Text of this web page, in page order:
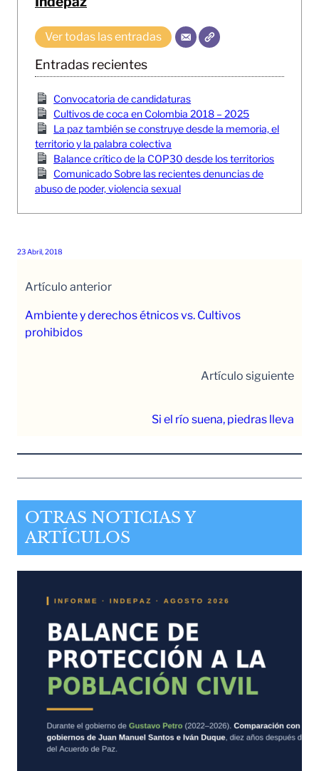
Ver todas las entradas
Entradas recientes
Convocatoria de candidaturas
Cultivos de coca en Colombia 2018 – 2025
La paz también se construye desde la memoria, el
territorio y la palabra colectiva
Balance crítico de la COP30 desde los territorios
Comunicado Sobre las recientes denuncias de
abuso de poder, violencia sexual
23 Abril, 2018
Artículo anterior
Ambiente y derechos étnicos vs. Cultivos
prohibidos
Artículo siguiente
Si el río suena, piedras lleva
OTRAS NOTICIAS Y
ARTÍCULOS